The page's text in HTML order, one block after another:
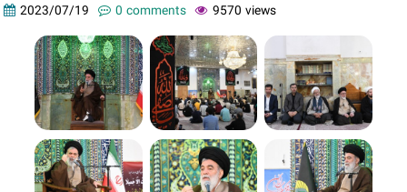
2023/07/19 0 comments 9570 views